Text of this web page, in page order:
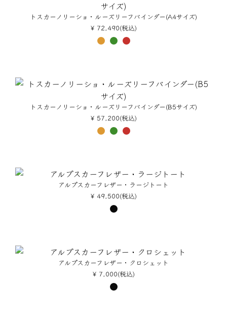
トスカーノリーショ・ルーズリーフバインダー(A4サイズ)
¥ 72,490(税込)
トスカーノリーショ・ルーズリーフバインダー(B5サイズ)
¥ 57,200(税込)
アルプスカーフレザー・ラージトート
¥ 49,500(税込)
アルプスカーフレザー・クロシェット
¥ 7,000(税込)